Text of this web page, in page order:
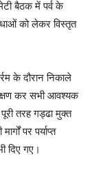
बैठक में पर्व के
को लेकर विस्तृत
के दौरान निकाले
कर सभी आवश्यक
तरह गड्ढा मुक्त
पर पर्याप्त
दिए गए।